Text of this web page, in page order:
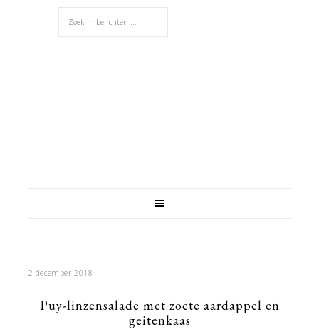
2 december 2018
Puy-linzensalade met zoete aardappel en
geitenkaas